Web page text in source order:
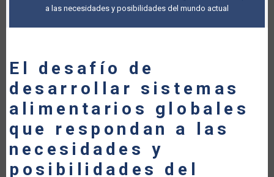
a las necesidades y posibilidades del mundo actual
El desafío de
desarrollar sistemas
alimentarios globales
que respondan a las
necesidades y
posibilidades del